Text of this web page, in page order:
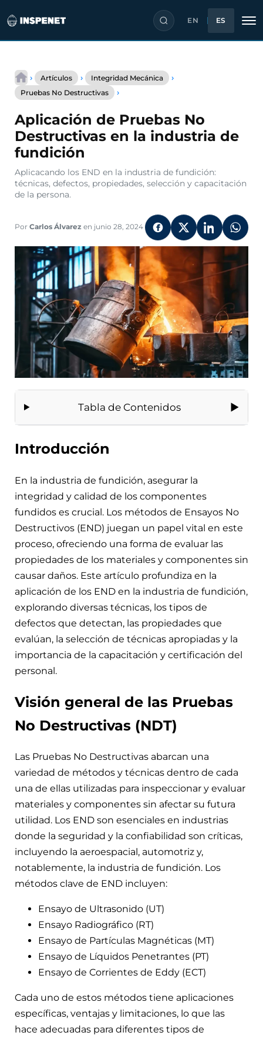
contenido
EN ES
› Artículos › Integridad Mecánica ›
Pruebas No Destructivas ›Aplicación
No
Destructivas
en
de
fundición
Aplicación de Pruebas No
Destructivas en la industria de
fundición
Aplicacando los END en la industria de fundición:
técnicas, defectos, propiedades, selección y capacitación
de la persona.
Por Carlos Álvarez en junio 28, 2024
Tabla de Contenidos
Introducción
En la industria de fundición, asegurar la
integridad y calidad de los componentes
fundidos es crucial. Los métodos de Ensayos No
Destructivos (END) juegan un papel vital en este
proceso, ofreciendo una forma de evaluar las
propiedades de los materiales y componentes sin
causar daños. Este artículo profundiza en la
aplicación de los END en la industria de fundición,
explorando diversas técnicas, los tipos de
defectos que detectan, las propiedades que
evalúan, la selección de técnicas apropiadas y la
importancia de la capacitación y certificación del
personal.
Visión general de las Pruebas
No Destructivas (NDT)
Las Pruebas No Destructivas abarcan una
variedad de métodos y técnicas dentro de cada
una de ellas utilizadas para inspeccionar y evaluar
materiales y componentes sin afectar su futura
utilidad. Los END son esenciales en industrias
donde la seguridad y la confiabilidad son críticas,
incluyendo la aeroespacial, automotriz y,
notablemente, la industria de fundición. Los
métodos clave de END incluyen:
Ensayo de Ultrasonido (UT)
Ensayo Radiográfico (RT)
Ensayo de Partículas Magnéticas (MT)
Ensayo de Líquidos Penetrantes (PT)
Ensayo de Corrientes de Eddy (ECT)
Cada uno de estos métodos tiene aplicaciones
específicas, ventajas y limitaciones, lo que las
hace adecuadas para diferentes tipos de